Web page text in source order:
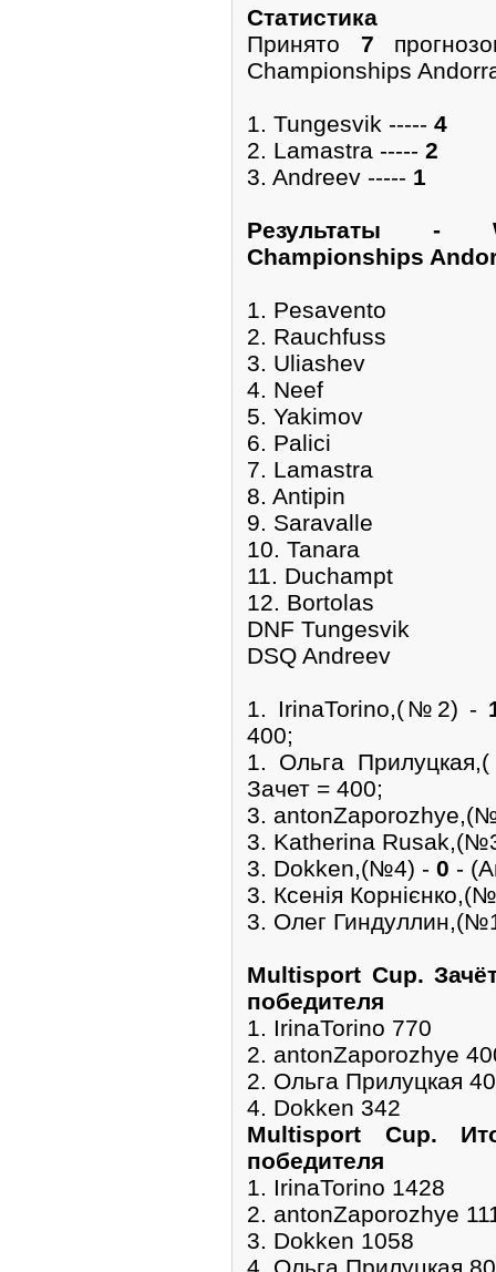
Cтатистика
Принято 7
Championships
1. Tungesvik ----- 4
2. Lamastra ----- 2
3. Andreev ----- 1
Pезультаты -
Championships
1. Pesavento
2. Rauchfuss
3. Uliashev
4. Neef
5. Yakimov
6. Palici
7. Lamastra
8. Antipin
9. Saravalle
10. Tanara
11. Duchampt
12. Bortolas
DNF Tungesvik
DSQ Andreev
1. IrinaTorino,(№2) -
400;
1. Ольга
Зачет = 400;
3.
3. Katherina
3. Dokken,(№4) - 0 -
3. Ксенія
3. Олег
Multisport Cup.
победителя
1. IrinaTorino 770
2. antonZaporozhye
2. Ольга Прилуцкая
4. Dokken 342
Multisport Cup.
победителя
1. IrinaTorino 1428
2. antonZaporozhye
3. Dokken 1058
4. Ольга Прилуцкая